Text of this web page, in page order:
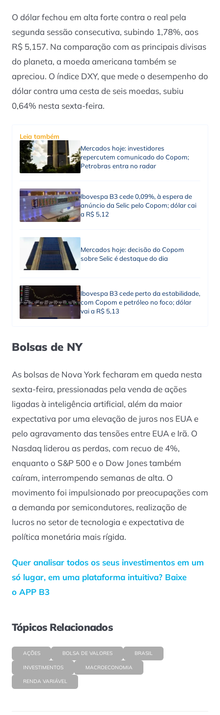
O dólar fechou em alta forte contra o real pela
segunda sessão consecutiva, subindo 1,78%, aos
R$ 5,157. Na comparação com as principais divisas
do planeta, a moeda americana também se
apreciou. O índice DXY, que mede o desempenho do
dólar contra uma cesta de seis moedas, subiu
0,64% nesta sexta-feira.
Leia também
Mercados hoje: investidores
repercutem comunicado do Copom;
Petrobras entra no radar
Ibovespa B3 cede 0,09%, à espera de
anúncio da Selic pelo Copom; dólar cai
a R$ 5,12
Mercados hoje: decisão do Copom
sobre Selic é destaque do dia
Ibovespa B3 cede perto da estabilidade,
com Copom e petróleo no foco; dólar
vai a R$ 5,13
Bolsas de NY
As bolsas de Nova York fecharam em queda nesta
sexta-feira, pressionadas pela venda de ações
ligadas à inteligência artificial, além da maior
expectativa por uma elevação de juros nos EUA e
pelo agravamento das tensões entre EUA e Irã. O
Nasdaq liderou as perdas, com recuo de 4%,
enquanto o S&P 500 e o Dow Jones também
caíram, interrompendo semanas de alta. O
movimento foi impulsionado por preocupações com
a demanda por semicondutores, realização de
lucros no setor de tecnologia e expectativa de
política monetária mais rígida.
Quer analisar todos os seus investimentos em um
só lugar, em uma plataforma intuitiva? Baixe
o APP B3
Tópicos Relacionados
AÇÕES BOLSA DE VALORES BRASIL
INVESTIMENTOS MACROECONOMIA
RENDA VARIÁVEL